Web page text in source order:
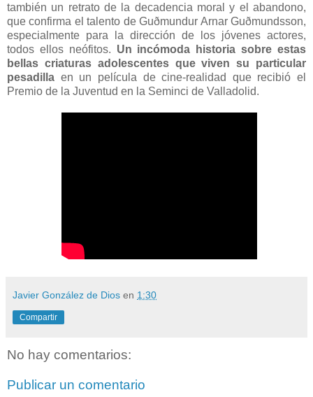
también un retrato de la decadencia moral y el abandono,
que confirma el talento de Guðmundur Arnar Guðmundsson,
especialmente para la dirección de los jóvenes actores,
todos ellos neófitos. Un incómoda historia sobre estas
bellas criaturas adolescentes que viven su particular
pesadilla en un película de cine-realidad que recibió el
Premio de la Juventud en la Seminci de Valladolid.
Javier González de Dios en 1:30
Compartir
No hay comentarios:
Publicar un comentario